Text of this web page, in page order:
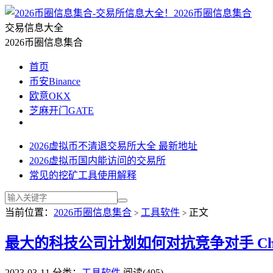
2026币圈信息集合
交易信息大全
2026币圈信息集合
首页
币安Binance
欧意OKX
芝麻开门GATE
2026虚拟币不清退交易所大全 最新地址
2026虚拟币国内能访问的交易所
常见的挖矿工具使用解释
当前位置： 2026币圈信息集合 > 工具软件 > 正文
最大的科技公司计划如何对抗竞争对手